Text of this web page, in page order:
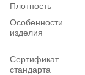
Плотность
Особенности
изделия
Сертификат
стандарта